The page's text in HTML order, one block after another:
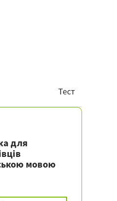
для
мовою
Тест